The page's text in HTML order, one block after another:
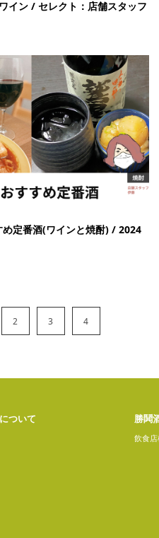
イン / セレクト：店舗スタッフ
め定番酒(ワインと焼酎) / 2024
2 3 4
ついて 勝鬨
飲食